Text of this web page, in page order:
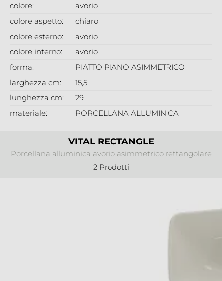
VITAL RECTANGLE
Porcellana alluminica avorio asimmetrico rettangolare
2 Prodotti
colore:
avorio
colore aspetto:
chiaro
colore esterno:
avorio
colore interno:
avorio
forma:
PIATTO PIANO ASIMMETRICO
larghezza cm:
15,5
lunghezza cm:
29
materiale:
PORCELLANA ALLUMINICA